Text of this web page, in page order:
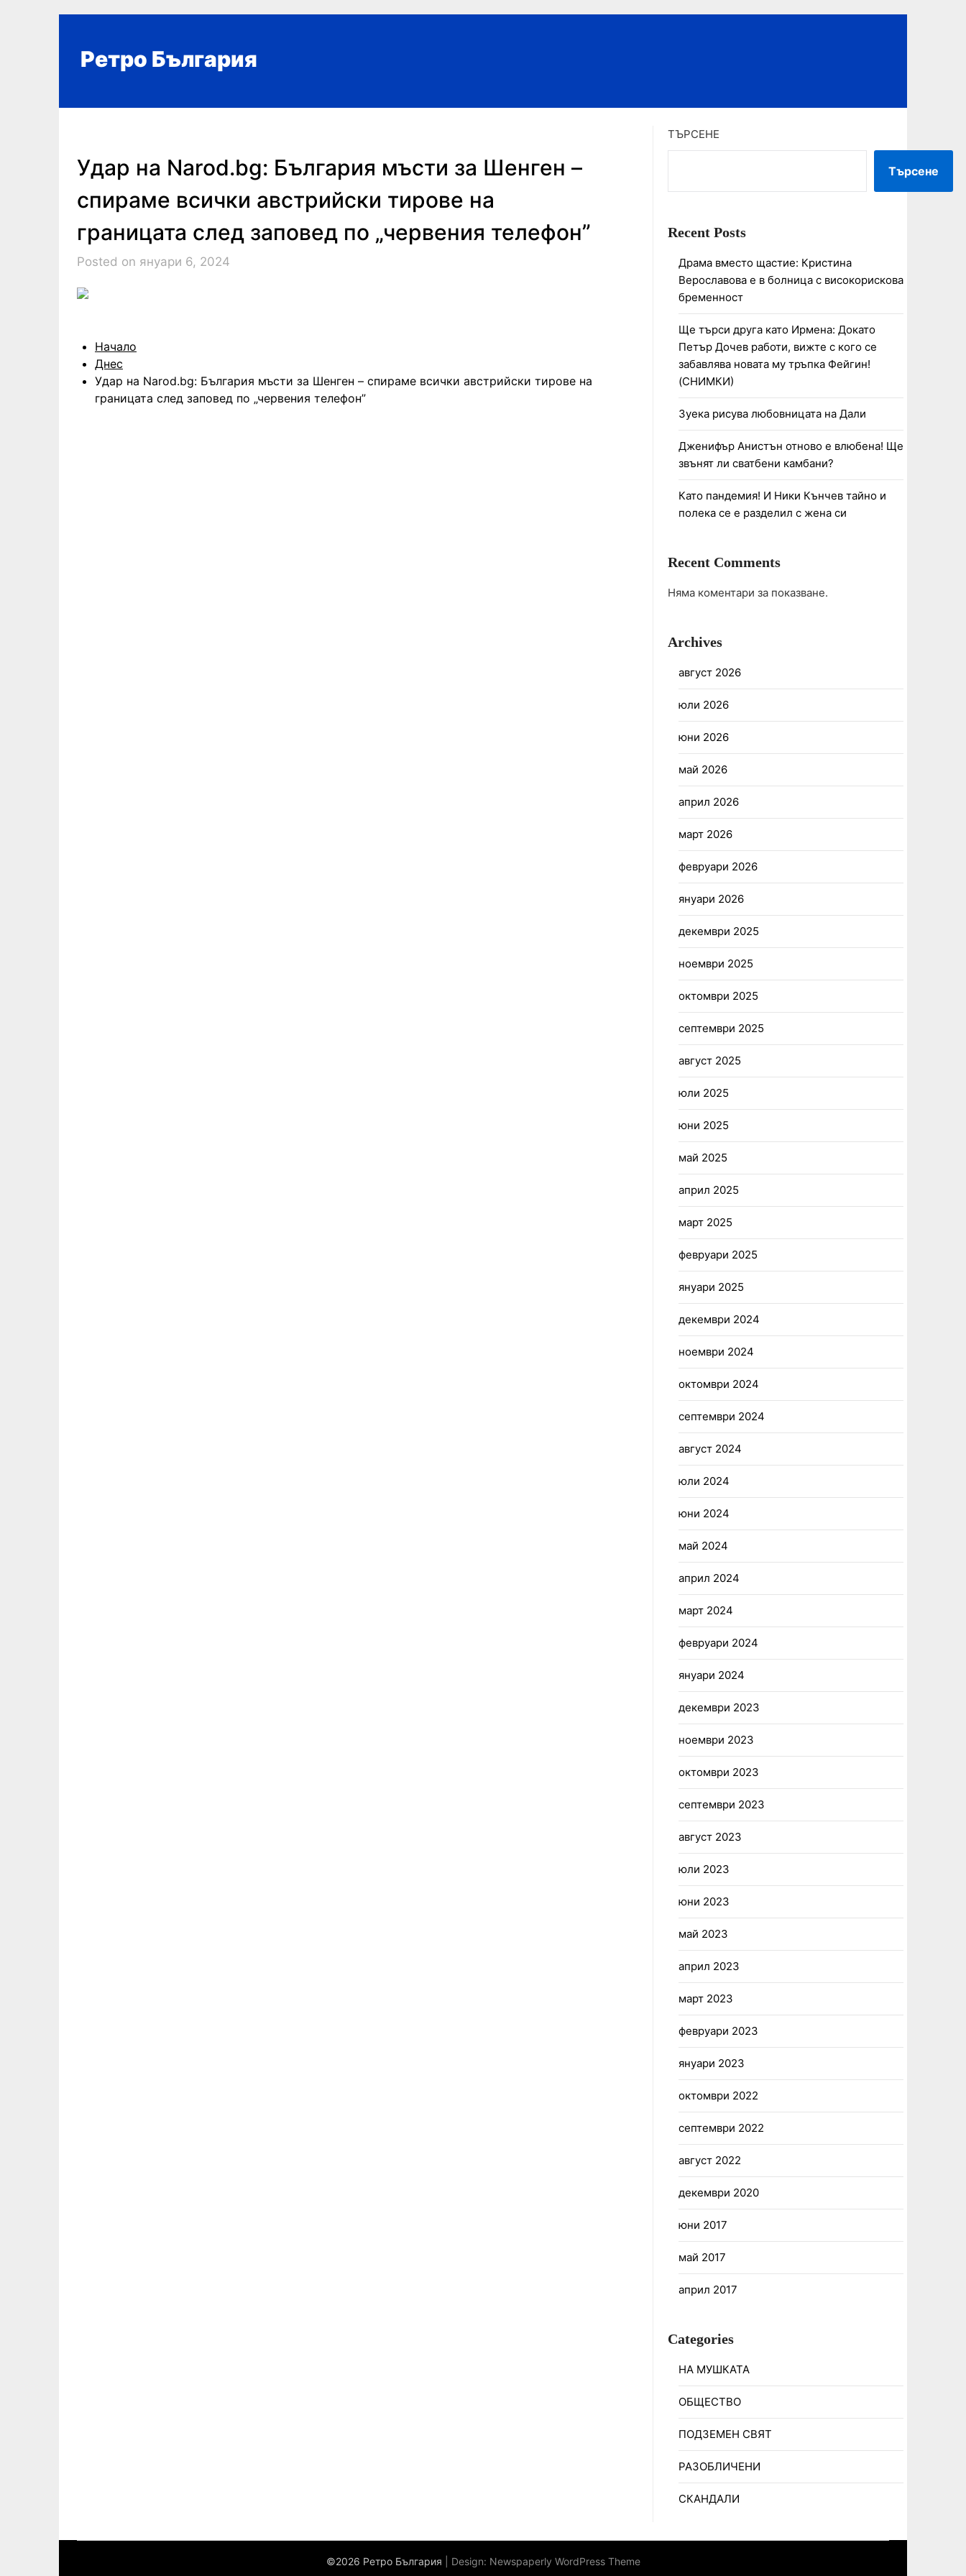
Ретро България
Удар на Narod.bg: България мъсти за Шенген –
спираме всички австрийски тирове на
границата след заповед по „червения телефон”
Posted on януари 6, 2024
Начало
Днес
Удар на Narod.bg: България мъсти за Шенген – спираме всички австрийски тирове на
границата след заповед по „червения телефон”
ТЪРСЕНЕ
Търсене
Recent Posts
Драма вместо щастие: Кристина
Верославова е в болница с високорискова
бременност
Ще търси друга като Ирмена: Докато
Петър Дочев работи, вижте с кого се
забавлява новата му тръпка Фейгин!
(СНИМКИ)
Зуека рисува любовницата на Дали
Дженифър Анистън отново е влюбена! Ще
звънят ли сватбени камбани?
Като пандемия! И Ники Кънчев тайно и
полека се е разделил с жена си
Recent Comments
Няма коментари за показване.
Archives
август 2026
юли 2026
юни 2026
май 2026
април 2026
март 2026
февруари 2026
януари 2026
декември 2025
ноември 2025
октомври 2025
септември 2025
август 2025
юли 2025
юни 2025
май 2025
април 2025
март 2025
февруари 2025
януари 2025
декември 2024
ноември 2024
октомври 2024
септември 2024
август 2024
юли 2024
юни 2024
май 2024
април 2024
март 2024
февруари 2024
януари 2024
декември 2023
ноември 2023
октомври 2023
септември 2023
август 2023
юли 2023
юни 2023
май 2023
април 2023
март 2023
февруари 2023
януари 2023
октомври 2022
септември 2022
август 2022
декември 2020
юни 2017
май 2017
април 2017
Categories
НА МУШКАТА
ОБЩЕСТВО
ПОДЗЕМЕН СВЯТ
РАЗОБЛИЧЕНИ
СКАНДАЛИ
©2026 Ретро България | Design: Newspaperly WordPress Theme